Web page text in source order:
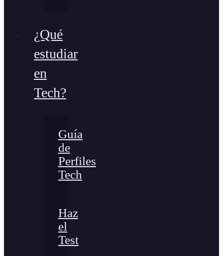
¿Qué
estudiar
en
Tech?
Guía
de
Perfiles
Tech
Haz
el
Test